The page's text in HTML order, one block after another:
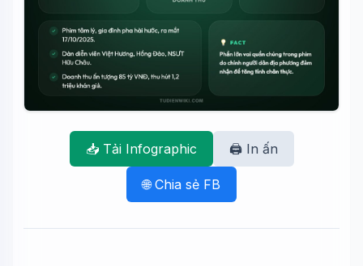
📥 Tải Infographic 🖨️ In ấn
🌐 Chia sẻ FB